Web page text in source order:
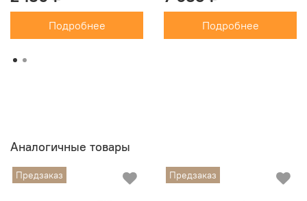
Макс. число оборотов (об/мин)
1200
Мощность (Вт)
1000
Подробнее Подробнее
Аналогичные товары
Предзаказ Предзаказ